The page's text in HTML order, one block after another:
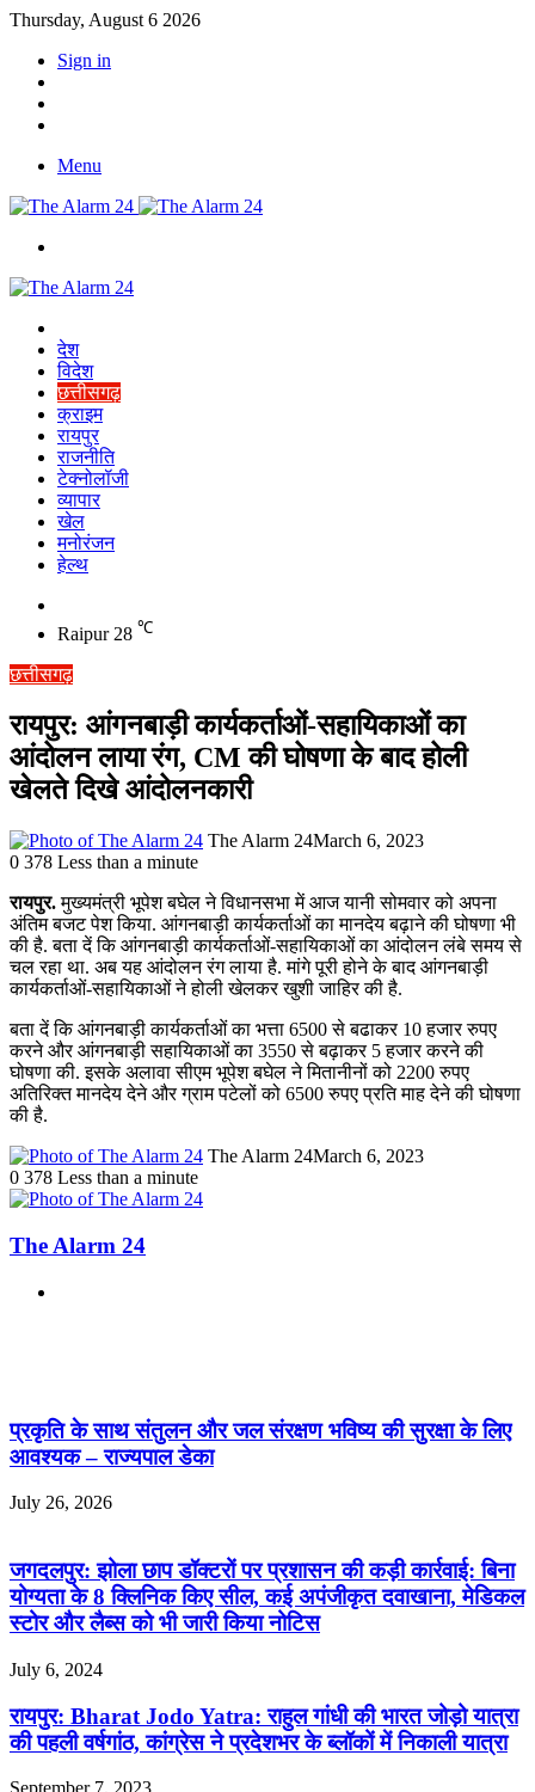
Thursday, August 6 2026
Sign in
Menu
देश
विदेश
छत्तीसगढ़
क्राइम
रायपुर
राजनीति
टेक्नोलॉजी
व्यापार
खेल
मनोरंजन
हेल्थ
skin
Raipur 28 ℃
छत्तीसगढ़
रायपुर: आंगनबाड़ी कार्यकर्ताओं-सहायिकाओं का
आंदोलन लाया रंग, CM की घोषणा के बाद होली
खेलते दिखे आंदोलनकारी
The Alarm 24March 6, 2023
0 378 Less than a minute
रायपुर.मुख्यमंत्री भूपेश बघेल ने विधानसभा में आज यानी सोमवार को अपना
अंतिम बजट पेश किया. आंगनबाड़ी कार्यकर्ताओं का मानदेय बढ़ाने की घोषणा भी
की है. बता दें कि आंगनबाड़ी कार्यकर्ताओं-सहायिकाओं का आंदोलन लंबे समय से
चल रहा था. अब यह आंदोलन रंग लाया है. मांगे पूरी होने के बाद आंगनबाड़ी
कार्यकर्ताओं-सहायिकाओं ने होली खेलकर खुशी जाहिर की है.
बता दें कि आंगनबाड़ी कार्यकर्ताओं का भत्ता 6500 से बढाकर 10 हजार रुपए
करने और आंगनबाड़ी सहायिकाओं का 3550 से बढ़ाकर 5 हजार करने की
घोषणा की. इसके अलावा सीएम भूपेश बघेल ने मितानीनों को 2200 रुपए
अतिरिक्त मानदेय देने और ग्राम पटेलों को 6500 रुपए प्रति माह देने की घोषणा
की है.
The Alarm 24March 6, 2023
0 378 Less than a minute
The Alarm 24
प्रकृति के साथ संतुलन और जल संरक्षण भविष्य की सुरक्षा के लिए
आवश्यक – राज्यपाल डेका
July 26, 2026
जगदलपुर: झोला छाप डॉक्टरों पर प्रशासन की कड़ी कार्रवाई: बिना
योग्यता के 8 क्लिनिक किए सील, कई अपंजीकृत दवाखाना, मेडिकल
स्टोर और लैब्स को भी जारी किया नोटिस
July 6, 2024
रायपुर: Bharat Jodo Yatra: राहुल गांधी की भारत जोड़ो यात्रा
की पहली वर्षगांठ, कांग्रेस ने प्रदेशभर के ब्लॉकों में निकाली यात्रा